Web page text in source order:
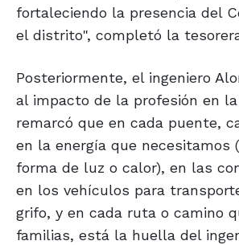
fortaleciendo la presencia del
el distrito", completó la
Posteriormente, el ingeniero
al impacto de la profesión en
remarcó que en cada puente,
en la energía que necesitamos
forma de luz o calor), en las
en los vehículos para
grifo, y en cada ruta o camino
familias, está la huella del